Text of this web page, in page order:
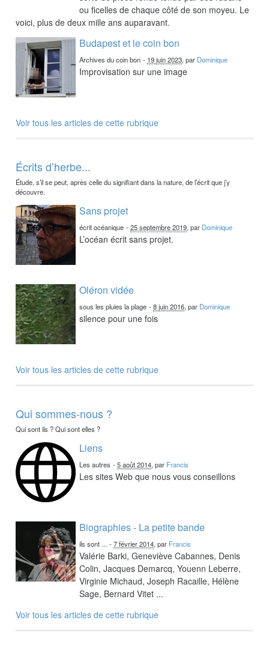
ou ficelles de chaque côté de son moyeu. Le
voici, plus de deux mille ans auparavant.
Budapest et le coin bon
Archives du coin bon - 19 juin 2023, par Dominique
Improvisation sur une image
Voir tous les articles de cette rubrique
Écrits d’herbe...
Étude, s’il se peut, après celle du signifiant dans la nature, de l’écrit que j’y
découvre.
Sans projet
écrit océanique -25 septembre 2019, par Dominique
L’océan écrit sans projet.
Oléron vidée
sous les pluies la plage -8 juin 2016, par Dominique
silence pour une fois
Voir tous les articles de cette rubrique
Qui sommes-nous ?
Qui sont ils ? Qui sont elles ?
Liens
Les autres -5 août 2014, par Francis
Les sites Web que nous vous conseillons
Biographies - La petite bande
ils sont ... -7 février 2014, par Francis
Valérie Barki, Geneviève Cabannes, Denis
Colin, Jacques Demarcq, Youenn Leberre,
Virginie Michaud, Joseph Racaille, Hélène
Sage, Bernard Vitet ...
Voir tous les articles de cette rubrique